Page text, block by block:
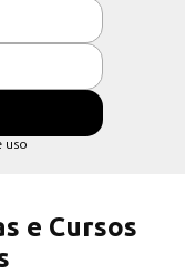
uso
e Cursos